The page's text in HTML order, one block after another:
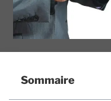
Sommaire